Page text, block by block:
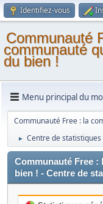
Identifiez-vous
Communauté
communauté
du bien !
Menu principal du
Communauté Free : la
► Centre de statistiques
Communauté Free :
bien ! - Centre de